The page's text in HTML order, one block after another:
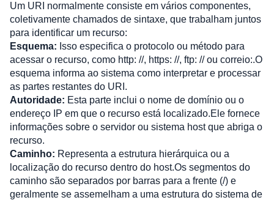
Um URI normalmente consiste em vários componentes,
coletivamente chamados de sintaxe, que trabalham juntos
para identificar um recurso:
Esquema: Isso especifica o protocolo ou método para
acessar o recurso, como http: //, https: //, ftp: // ou correio:.O
esquema informa ao sistema como interpretar e processar
as partes restantes do URI.
Autoridade: Esta parte inclui o nome de domínio ou o
endereço IP em que o recurso está localizado.Ele fornece
informações sobre o servidor ou sistema host que abriga o
recurso.
Caminho: Representa a estrutura hierárquica ou a
localização do recurso dentro do host.Os segmentos do
caminho são separados por barras para a frente (/) e
geralmente se assemelham a uma estrutura do sistema de